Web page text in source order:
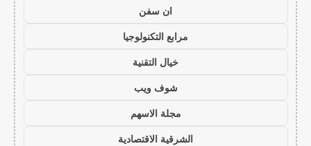
ان سفن
مرابع التكنولوجيا
خيال التقنية
شوف ويب
مجلة الاسهم
الشرقية الاقتصادية